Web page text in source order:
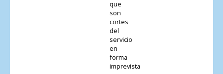
que
son
cortes
del
servicio
en
forma
imprevista